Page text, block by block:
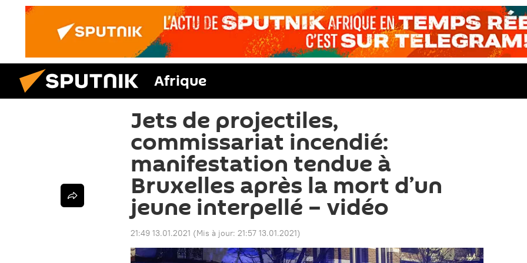
Afrique
Jets de projectiles,
commissariat incendié:
manifestation tendue à
Bruxelles après la mort d’un
jeune interpellé – vidéo
21:49 13.01.2021 (Mis à jour: 21:57 13.01.2021)